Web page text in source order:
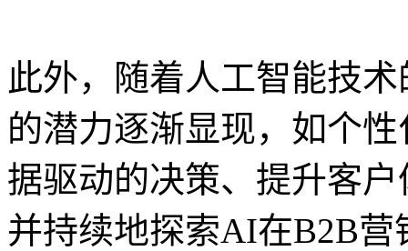
此外，随着人工智能技
的潜力逐渐显现，如个
据驱动的决策、提升客
并持续地探索AI在B2B营